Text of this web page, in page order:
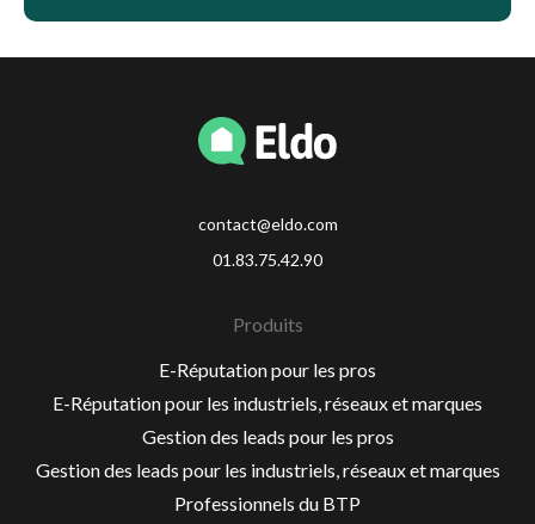
contact@eldo.com
01.83.75.42.90
Produits
E-Réputation pour les pros
E-Réputation pour les industriels, réseaux et marques
Gestion des leads pour les pros
Gestion des leads pour les industriels, réseaux et marques
Professionnels du BTP